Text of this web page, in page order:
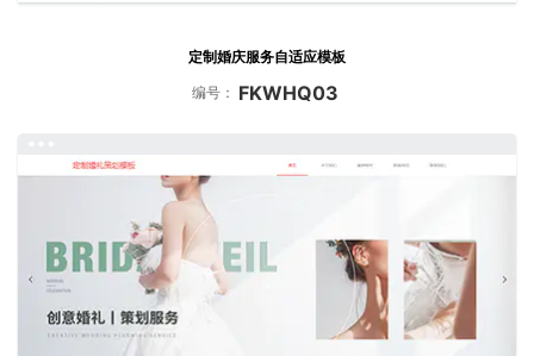
定制婚庆服务自适应模板
编号： FKWHQ03